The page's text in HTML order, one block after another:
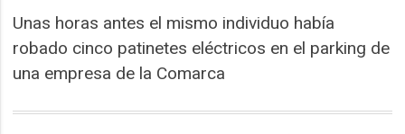
Unas horas antes el mismo individuo había
robado cinco patinetes eléctricos en el parking de
una empresa de la Comarca